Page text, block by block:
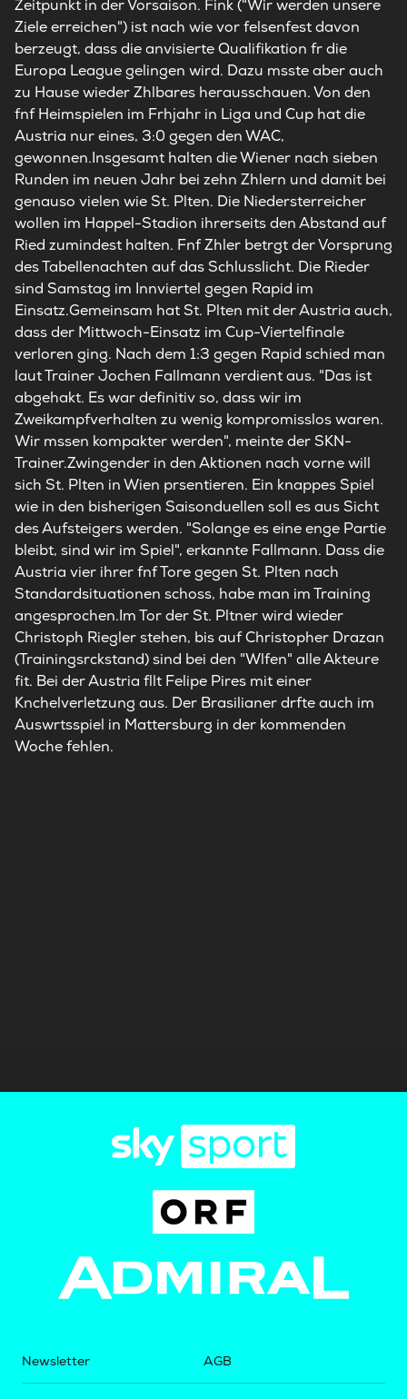
Zeitpunkt in der Vorsaison. Fink ("Wir werden unsere
Ziele erreichen") ist nach wie vor felsenfest davon
berzeugt, dass die anvisierte Qualifikation fr die
Europa League gelingen wird. Dazu msste aber auch
zu Hause wieder Zhlbares herausschauen. Von den
fnf Heimspielen im Frhjahr in Liga und Cup hat die
Austria nur eines, 3:0 gegen den WAC,
gewonnen.Insgesamt halten die Wiener nach sieben
Runden im neuen Jahr bei zehn Zhlern und damit bei
genauso vielen wie St. Plten. Die Niedersterreicher
wollen im Happel-Stadion ihrerseits den Abstand auf
Ried zumindest halten. Fnf Zhler betrgt der Vorsprung
des Tabellenachten auf das Schlusslicht. Die Rieder
sind Samstag im Innviertel gegen Rapid im
Einsatz.Gemeinsam hat St. Plten mit der Austria auch,
dass der Mittwoch-Einsatz im Cup-Viertelfinale
verloren ging. Nach dem 1:3 gegen Rapid schied man
laut Trainer Jochen Fallmann verdient aus. "Das ist
abgehakt. Es war definitiv so, dass wir im
Zweikampfverhalten zu wenig kompromisslos waren.
Wir mssen kompakter werden", meinte der SKN-
Trainer.Zwingender in den Aktionen nach vorne will
sich St. Plten in Wien prsentieren. Ein knappes Spiel
wie in den bisherigen Saisonduellen soll es aus Sicht
des Aufsteigers werden. "Solange es eine enge Partie
bleibt, sind wir im Spiel", erkannte Fallmann. Dass die
Austria vier ihrer fnf Tore gegen St. Plten nach
Standardsituationen schoss, habe man im Training
angesprochen.Im Tor der St. Pltner wird wieder
Christoph Riegler stehen, bis auf Christopher Drazan
(Trainingsrckstand) sind bei den "Wlfen" alle Akteure
fit. Bei der Austria fllt Felipe Pires mit einer
Knchelverletzung aus. Der Brasilianer drfte auch im
Auswrtsspiel in Mattersburg in der kommenden
Woche fehlen.
Newsletter AGB